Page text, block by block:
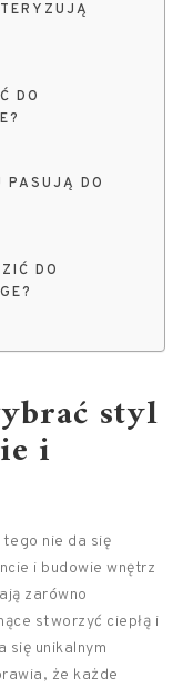
DO
PASUJĄ DO
DO
styl
i
nie da się
i budowie wnętrz
zarówno
stworzyć ciepłą i
się unikalnym
że każde